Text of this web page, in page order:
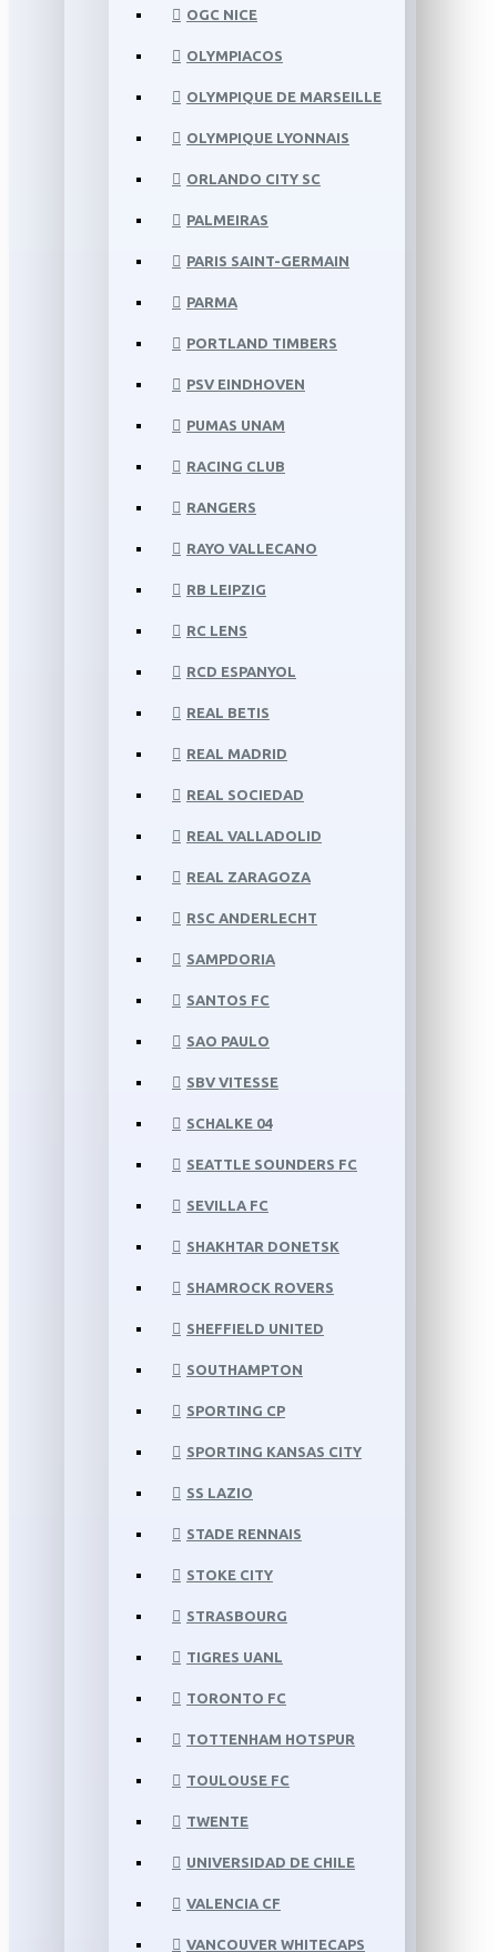
OGC NICE
OLYMPIACOS
OLYMPIQUE DE MARSEILLE
OLYMPIQUE LYONNAIS
ORLANDO CITY SC
PALMEIRAS
PARIS SAINT-GERMAIN
PARMA
PORTLAND TIMBERS
PSV EINDHOVEN
PUMAS UNAM
RACING CLUB
RANGERS
RAYO VALLECANO
RB LEIPZIG
RC LENS
RCD ESPANYOL
REAL BETIS
REAL MADRID
REAL SOCIEDAD
REAL VALLADOLID
REAL ZARAGOZA
RSC ANDERLECHT
SAMPDORIA
SANTOS FC
SAO PAULO
SBV VITESSE
SCHALKE 04
SEATTLE SOUNDERS FC
SEVILLA FC
SHAKHTAR DONETSK
SHAMROCK ROVERS
SHEFFIELD UNITED
SOUTHAMPTON
SPORTING CP
SPORTING KANSAS CITY
SS LAZIO
STADE RENNAIS
STOKE CITY
STRASBOURG
TIGRES UANL
TORONTO FC
TOTTENHAM HOTSPUR
TOULOUSE FC
TWENTE
UNIVERSIDAD DE CHILE
VALENCIA CF
VANCOUVER WHITECAPS